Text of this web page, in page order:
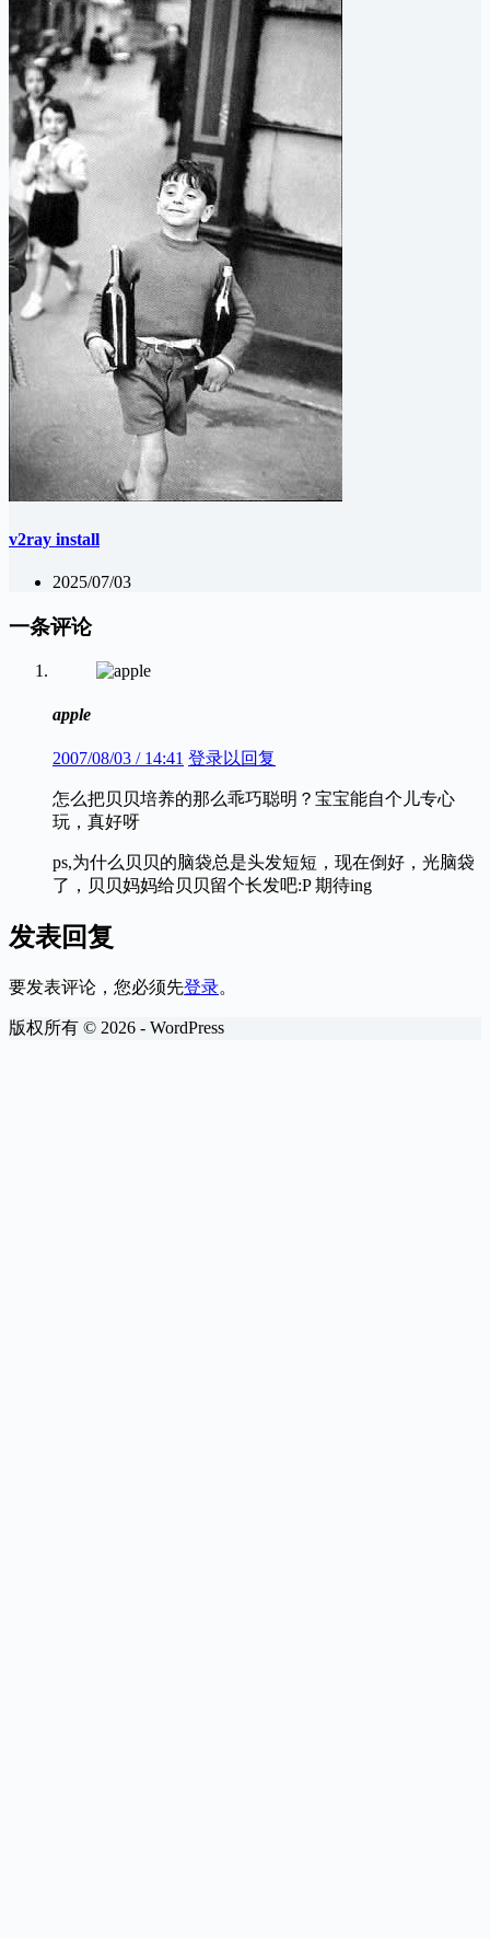
v2ray install
2025/07/03
一条评论
apple
2007/08/03 / 14:41 登录以回复
怎么把贝贝培养的那么乖巧聪明？宝宝能自个儿专心
玩，真好呀
ps,为什么贝贝的脑袋总是头发短短，现在倒好，光脑袋
了，贝贝妈妈给贝贝留个长发吧:P 期待ing
发表回复
要发表评论，您必须先登录。
版权所有 © 2026 - WordPress